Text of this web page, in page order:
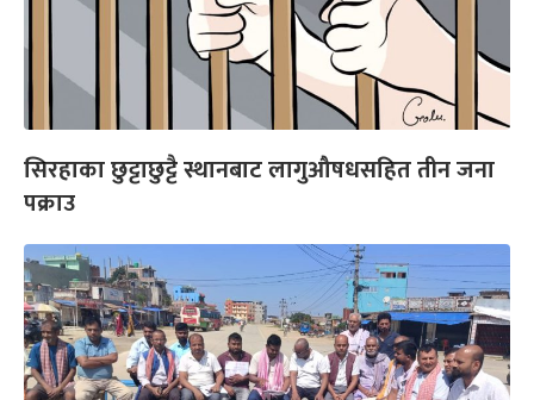
सिरहाका छुट्टाछुट्टै स्थानबाट लागुऔषधसहित तीन जना
पक्राउ